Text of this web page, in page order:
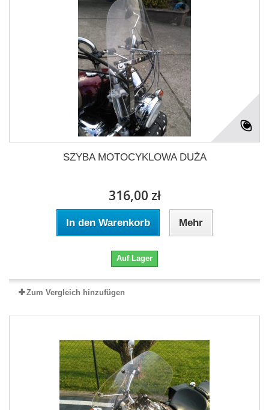
SZYBA MOTOCYKLOWA DUŻA
316,00 zł
In den Warenkorb Mehr
Auf Lager
Zum Vergleich hinzufügen